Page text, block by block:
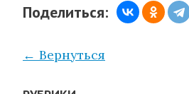
Поделиться:
← Вернуться